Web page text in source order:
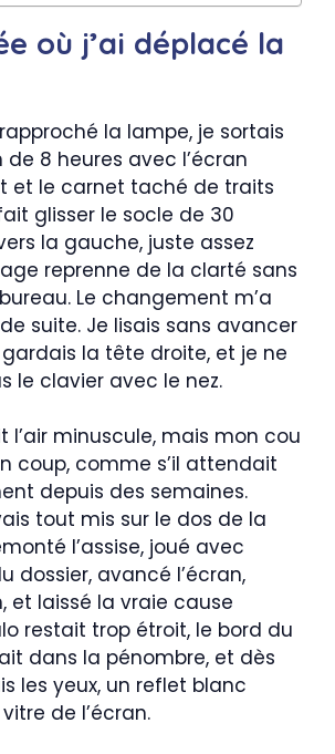
où j’ai déplacé la
rapproché la lampe, je sortais
de 8 heures avec l’écran
et le carnet taché de traits
glisser le socle de 30
la gauche, juste assez
reprenne de la clarté sans
Le changement m’a
suite. Je lisais sans avancer
la tête droite, et je ne
le clavier avec le nez.
l’air minuscule, mais mon cou
coup, comme s’il attendait
depuis des semaines.
tout mis sur le dos de la
l’assise, joué avec
dossier, avancé l’écran,
et laissé la vraie cause
restait trop étroit, le bord du
dans la pénombre, et dès
les yeux, un reflet blanc
de l’écran.